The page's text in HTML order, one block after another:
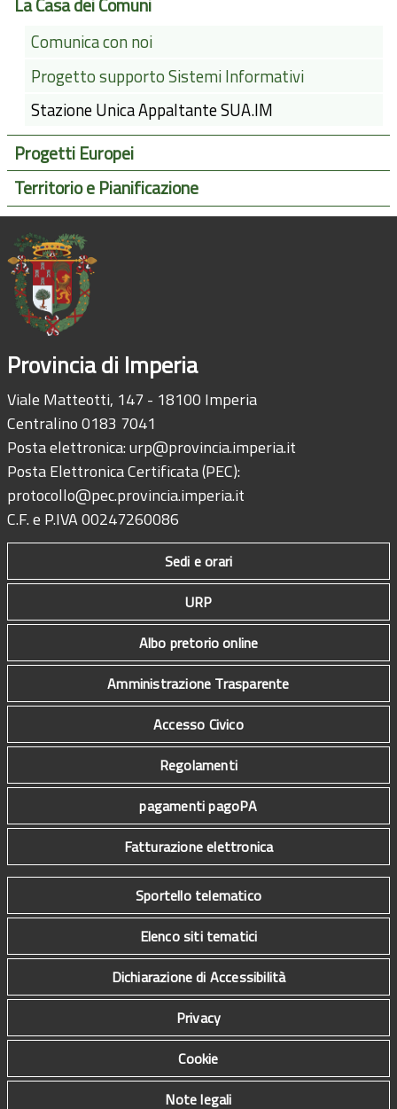
Comunica con noi
Progetto supporto Sistemi Informativi
Stazione Unica Appaltante SUA.IM
Progetti Europei
Territorio e Pianificazione
Provincia di Imperia
Viale Matteotti, 147 - 18100 Imperia
Centralino 0183 7041
Posta elettronica:urp@provincia.imperia.it
Posta Elettronica Certificata (PEC):
protocollo@pec.provincia.imperia.it
C.F. e P.IVA 00247260086
Sedi e orari
URP
Albo pretorio online
Amministrazione Trasparente
Accesso Civico
Regolamenti
pagamenti pagoPA
Fatturazione elettronica
Sportello telematico
Elenco siti tematici
Dichiarazione di Accessibilità
Privacy
Cookie
Note legali